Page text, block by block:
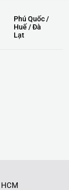
Phú Quốc /
Huế / Đà
Lạt